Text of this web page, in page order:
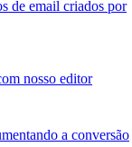
de email criados por
nosso editor
a conversão